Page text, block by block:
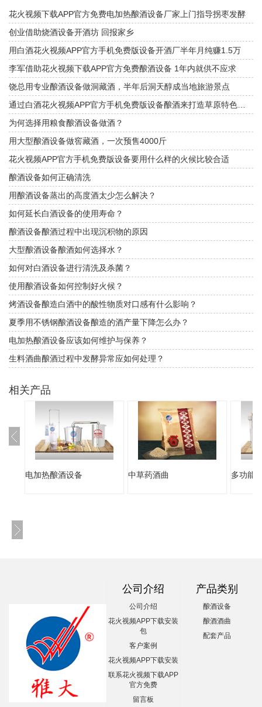
花火视频下载APP官方免费电加热酿酒设备厂家上门指导拐枣发酵
创业借助烧酒设备开酒坊 回报家乡
用白酒花火视频APP官方手机免费版设备开酒厂半年月纯赚1.5万
李军借助花火视频下载APP官方免费酿酒设备 1年内就供不应求
饶总用专业酿酒设备做洞藏酒，半年后洞天醇成当地旅游景点
通过白酒花火视频APP官方手机免费版设备酿酒来打造草原特色旅游？
为何选择用粮食酿酒设备做酒？
用大型酿酒设备做窖藏酒，一次预售4000斤
花火视频APP官方手机免费版设备要用什么样的火候比较合适
酿酒设备如何正确清洗
用酿酒设备蒸出的高度酒太少怎么解决？
如何延长白酒设备的使用寿命？
酿酒设备酿酒过程中出现沉积物的原因
大型酿酒设备酿酒如何选择水？
如何对白酒设备进行清洗及杀菌？
使用酿酒设备如何控制好火候？
烤酒设备酿造白酒中的酸性物质对口感有什么影响？
夏季用不锈钢酿酒设备酿造的酒产量下降怎么办？
电加热酿酒设备应该如何维护与保养？
生料酒曲酿酒过程中发酵异常应如何处理？
相关产品
电加热酿酒设备 中草药酒曲 多功能
公司介绍
公司介绍
花火视频APP下载安装
包
客户案例
花火视频APP下载安装
联系花火视频下载APP
官方免费
留言板
产品类别
酿酒设备
酿酒酒曲
配套产品